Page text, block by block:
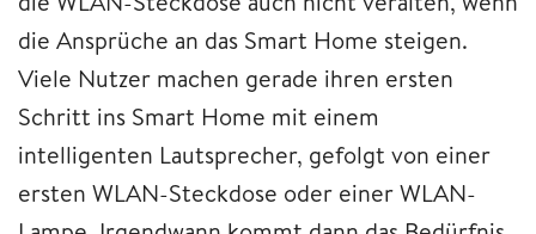
die Ansprüche an das Smart Home steigen.
Viele Nutzer machen gerade ihren ersten
Schritt ins Smart Home mit einem
intelligenten Lautsprecher, gefolgt von einer
ersten WLAN-Steckdose oder einer WLAN-